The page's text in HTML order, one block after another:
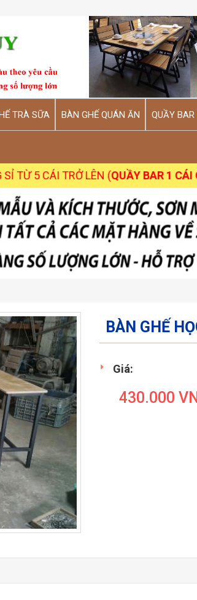
TRÀ SỮA BÀN GHẾ QUÁN ĂN QUẦY BAR
TRỞ LÊN ( QUẦY BAR 1 CÁI CŨNG
BÀN GHẾ
Giá:
430.000